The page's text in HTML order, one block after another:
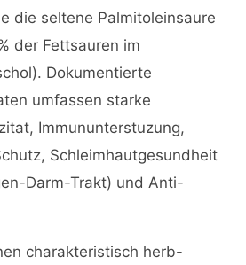
die seltene Palmitoleinsaure
der Fettsauren im
Dokumentierte
umfassen starke
Immununterstuzung,
Schleimhautgesundheit
Darm-Trakt) und Anti-
charakteristisch herb-